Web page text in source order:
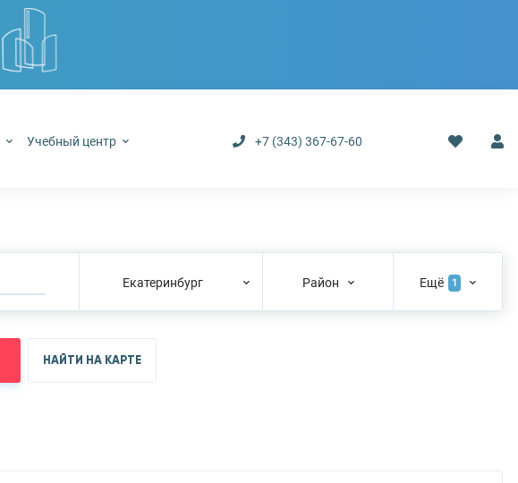
Учебный центр +7 (343) 367-67-60
Екатеринбург Район Ещё 1
НАЙТИ НА КАРТЕ